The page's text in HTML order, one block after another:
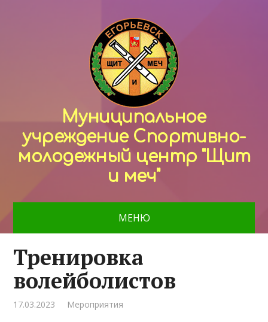
Муниципальное
учреждение Спортивно-
молодежный центр "Щит
и меч"
МЕНЮ
Тренировка
волейболистов
17.03.2023 Мероприятия